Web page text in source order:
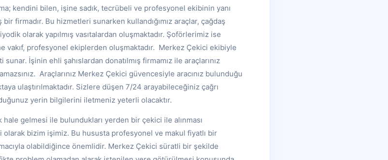
kendini bilen, işine sadık, tecrübeli ve profesyonel ekibinin yanı
firmadır. Bu hizmetleri sunarken kullandığımız araçlar, çağdaş
olarak yapılmış vasıtalardan oluşmaktadır. Şoförlerimiz ise
vakıf, profesyonel ekiplerden oluşmaktadır. Merkez Çekici ekibiyle
İşinin ehli şahıslardan donatılmış firmamız ile araçlarınız
Araçlarınız Merkez Çekici güvencesiyle aracınız bulunduğu
ulaştırılmaktadır. Sizlere düşen 7/24 arayabileceğiniz çağrı
yerin bilgilerini iletmeniz yeterli olacaktır.
hale gelmesi ile bulundukları yerden bir çekici ile alınması
bizim işimiz. Bu hususta profesyonel ve makul fiyatlı bir
olabildiğince önemlidir. Merkez Çekici süratli bir şekilde